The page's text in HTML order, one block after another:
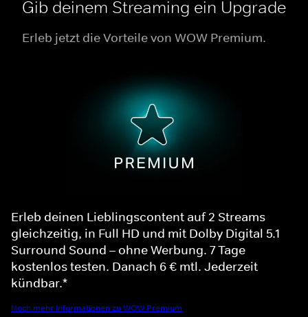
Gib deinem Streaming ein Upgrade
Erleb jetzt die Vorteile von WOW Premium.
Erleb deinen Lieblingscontent auf 2 Streams
gleichzeitig, in Full HD und mit Dolby Digital 5.1
Surround Sound – ohne Werbung. 7 Tage
kostenlos testen. Danach 6 € mtl. Jederzeit
kündbar.*
Noch mehr Informationen zu WOW Premium